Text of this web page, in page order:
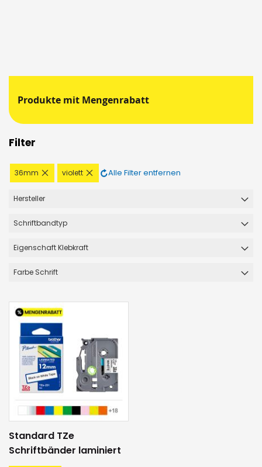
Produkte mit Mengenrabatt
Filter
36mm
Diesen
Artikel
violett
Diesen
Artikel
Alle Filter entfernen
Hersteller
Schriftbandtyp
Eigenschaft Klebkraft
Farbe Schrift
Standard TZe
Schriftbänder laminiert